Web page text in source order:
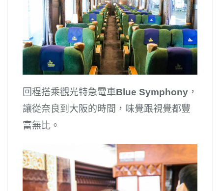
回程搭乘觀光特急電車Blue Symphony ，
讓從奈良到大阪的時間，味覺跟視覺都豐
富無比。